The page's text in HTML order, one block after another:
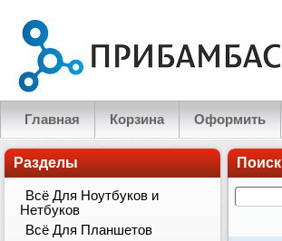
Главная Корзина Оформить
Поиск
Разделы
Всё Для Ноутбуков и
Нетбуков
Всё Для Планшетов